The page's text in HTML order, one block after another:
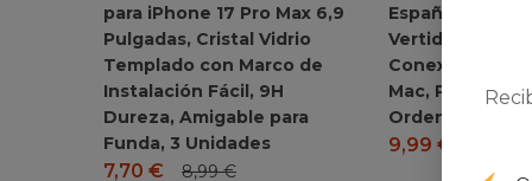
para iPhone 17 Pro Max 6,9
Pulgadas, Cristal Vidrio
Templado con Marco de
Instalación Fácil, 9H
Dureza, Amigable para
Funda, 3 Unidades
7,70 € 8,99€
Español,
Vertidos, Cable
Conexión USB,
Mac, PC,
Ordenador
9,99 €